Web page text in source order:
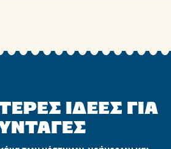
Γράψτε μια κριτική